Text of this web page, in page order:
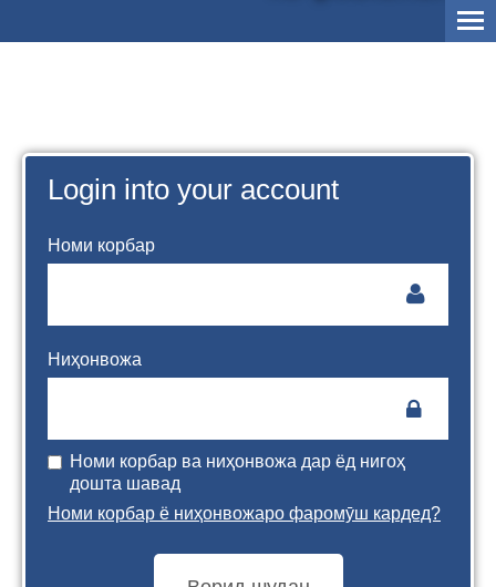
Login into your account
Номи корбар
Ниҳонвожа
Номи корбар ва ниҳонвожа дар ёд нигоҳ
дошта шавад
Номи корбар ё ниҳонвожаро фаромӯш кардед?